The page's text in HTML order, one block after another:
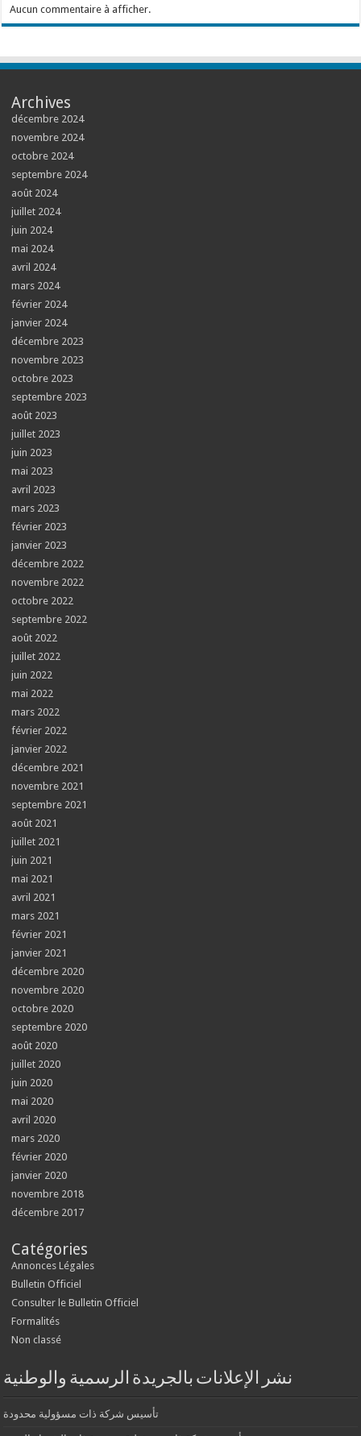
Aucun commentaire à afficher.
Archives
décembre 2024
novembre 2024
octobre 2024
septembre 2024
août 2024
juillet 2024
juin 2024
mai 2024
avril 2024
mars 2024
février 2024
janvier 2024
décembre 2023
novembre 2023
octobre 2023
septembre 2023
août 2023
juillet 2023
juin 2023
mai 2023
avril 2023
mars 2023
février 2023
janvier 2023
décembre 2022
novembre 2022
octobre 2022
septembre 2022
août 2022
juillet 2022
juin 2022
mai 2022
mars 2022
février 2022
janvier 2022
décembre 2021
novembre 2021
septembre 2021
août 2021
juillet 2021
juin 2021
mai 2021
avril 2021
mars 2021
février 2021
janvier 2021
décembre 2020
novembre 2020
octobre 2020
septembre 2020
août 2020
juillet 2020
juin 2020
mai 2020
avril 2020
mars 2020
février 2020
janvier 2020
novembre 2018
décembre 2017
Catégories
Annonces Légales
Bulletin Officiel
Consulter le Bulletin Officiel
Formalités
Non classé
نشر الإعلانات بالجريدة الرسمية والوطنية
تأسيس شركة ذات مسؤولية محدودة